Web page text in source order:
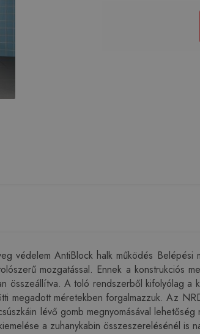
védelem AntiBlock halk működés
mozgatással. Ennek a konstrukciós
összeállítva. A toló rendszerből kifolyólag
megadott méretekben forgalmazzuk. Az
lévő gomb megnyomásával
a zuhanykabin összeszerelésénél is